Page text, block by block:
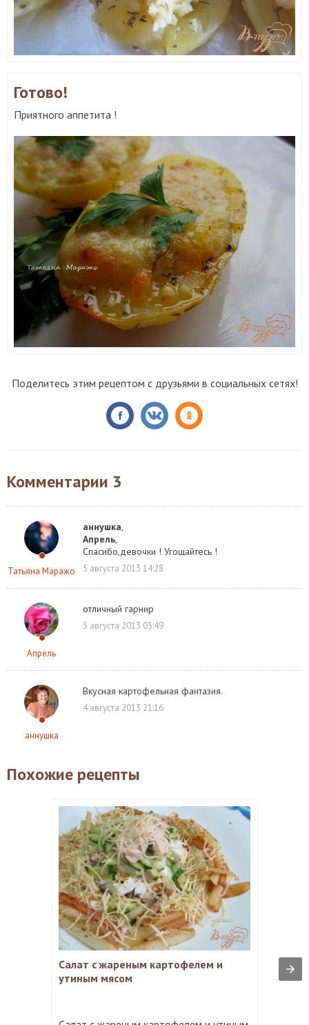
Готово!
Приятного аппетита !
Поделитесь этим рецептом с друзьями в социальных сетях!
Комментарии 3
Татьяна Маражо
аннушка,
Апрель,
Спасибо,девочки ! Угощайтесь !
5 августа 2013 14:28
Апрель
отличный гарнир
5 августа 2013 05:49
аннушка
Вкусная картофельная фантазия.
4 августа 2013 21:16
Похожие рецепты
Салат с жареным картофелем и
утиным мясом